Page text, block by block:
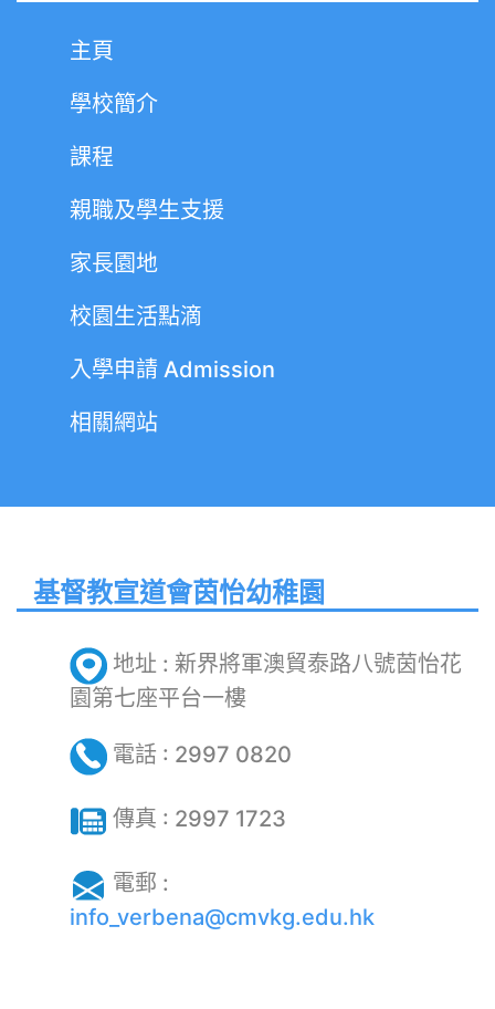
主頁
學校簡介
課程
親職及學生支援
家長園地
校園生活點滴
入學申請 Admission
相關網站
基督教宣道會茵怡幼稚園
地址 : 新界將軍澳貿泰路八號茵怡花
園第七座平台一樓
電話 : 2997 0820
傳真 : 2997 1723
電郵 :
info_verbena@cmvkg.edu.hk